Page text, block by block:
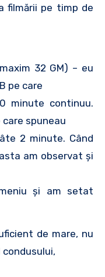
filmării pe timp de
32 GM) – eu
pe care
minute continuu.
spuneau
2 minute. Când
am observat şi
şi am setat
de mare, nu